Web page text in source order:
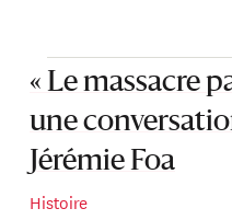
« Le massacre
une
Jérémie Foa
Histoire